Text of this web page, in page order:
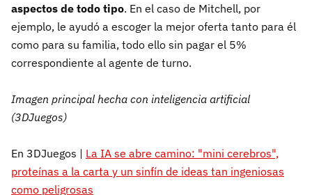
aspectos de todo tipo. En el caso de Mitchell, por
ejemplo, le ayudó a escoger la mejor oferta tanto para él
como para su familia, todo ello sin pagar el 5%
correspondiente al agente de turno.
Imagen principal hecha con inteligencia artificial
(3DJuegos)
En 3DJuegos | La IA se abre camino: "mini cerebros",
proteínas a la carta y un sinfín de ideas tan ingeniosas
como peligrosas